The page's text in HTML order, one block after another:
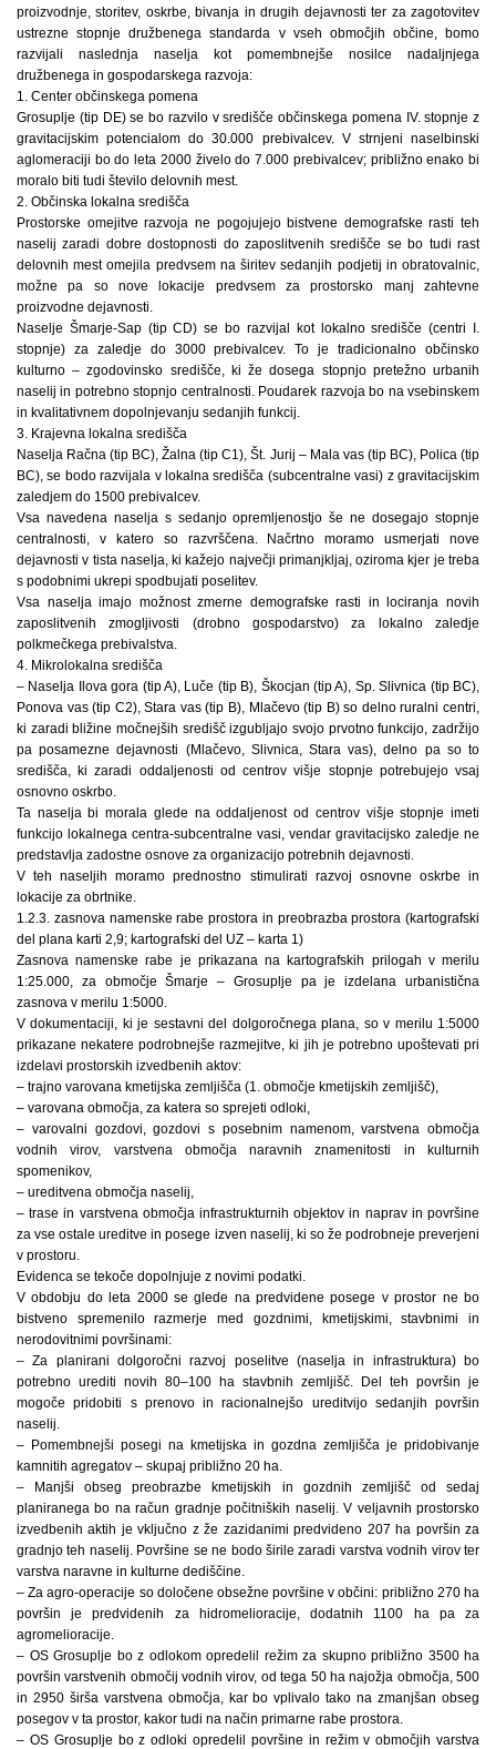
proizvodnje, storitev, oskrbe, bivanja in drugih dejavnosti ter za zagotovitev
ustrezne stopnje družbenega standarda v vseh območjih občine, bomo
razvijali naslednja naselja kot pomembnejše nosilce nadaljnjega
družbenega in gospodarskega razvoja:
1. Center občinskega pomena
Grosuplje (tip DE) se bo razvilo v središče občinskega pomena IV. stopnje z
gravitacijskim potencialom do 30.000 prebivalcev. V strnjeni naselbinski
aglomeraciji bo do leta 2000 živelo do 7.000 prebivalcev; približno enako bi
moralo biti tudi število delovnih mest.
2. Občinska lokalna središča
Prostorske omejitve razvoja ne pogojujejo bistvene demografske rasti teh
naselij zaradi dobre dostopnosti do zaposlitvenih središče se bo tudi rast
delovnih mest omejila predvsem na širitev sedanjih podjetij in obratovalnic,
možne pa so nove lokacije predvsem za prostorsko manj zahtevne
proizvodne dejavnosti.
Naselje Šmarje-Sap (tip CD) se bo razvijal kot lokalno središče (centri I.
stopnje) za zaledje do 3000 prebivalcev. To je tradicionalno občinsko
kulturno – zgodovinsko središče, ki že dosega stopnjo pretežno urbanih
naselij in potrebno stopnjo centralnosti. Poudarek razvoja bo na vsebinskem
in kvalitativnem dopolnjevanju sedanjih funkcij.
3. Krajevna lokalna središča
Naselja Račna (tip BC), Žalna (tip C1), Št. Jurij – Mala vas (tip BC), Polica (tip
BC), se bodo razvijala v lokalna središča (subcentralne vasi) z gravitacijskim
zaledjem do 1500 prebivalcev.
Vsa navedena naselja s sedanjo opremljenostjo še ne dosegajo stopnje
centralnosti, v katero so razvrščena. Načrtno moramo usmerjati nove
dejavnosti v tista naselja, ki kažejo največji primanjkljaj, oziroma kjer je treba
s podobnimi ukrepi spodbujati poselitev.
Vsa naselja imajo možnost zmerne demografske rasti in lociranja novih
zaposlitvenih zmogljivosti (drobno gospodarstvo) za lokalno zaledje
polkmečkega prebivalstva.
4. Mikrolokalna središča
– Naselja Ilova gora (tip A), Luče (tip B), Škocjan (tip A), Sp. Slivnica (tip BC),
Ponova vas (tip C2), Stara vas (tip B), Mlačevo (tip B) so delno ruralni centri,
ki zaradi bližine močnejših središč izgubljajo svojo prvotno funkcijo, zadržijo
pa posamezne dejavnosti (Mlačevo, Slivnica, Stara vas), delno pa so to
središča, ki zaradi oddaljenosti od centrov višje stopnje potrebujejo vsaj
osnovno oskrbo.
Ta naselja bi morala glede na oddaljenost od centrov višje stopnje imeti
funkcijo lokalnega centra-subcentralne vasi, vendar gravitacijsko zaledje ne
predstavlja zadostne osnove za organizacijo potrebnih dejavnosti.
V teh naseljih moramo prednostno stimulirati razvoj osnovne oskrbe in
lokacije za obrtnike.
1.2.3. zasnova namenske rabe prostora in preobrazba prostora (kartografski
del plana karti 2,9; kartografski del UZ – karta 1)
Zasnova namenske rabe je prikazana na kartografskih prilogah v merilu
1:25.000, za območje Šmarje – Grosuplje pa je izdelana urbanistična
zasnova v merilu 1:5000.
V dokumentaciji, ki je sestavni del dolgoročnega plana, so v merilu 1:5000
prikazane nekatere podrobnejše razmejitve, ki jih je potrebno upoštevati pri
izdelavi prostorskih izvedbenih aktov:
– trajno varovana kmetijska zemljišča (1. območje kmetijskih zemljišč),
– varovana območja, za katera so sprejeti odloki,
– varovalni gozdovi, gozdovi s posebnim namenom, varstvena območja
vodnih virov, varstvena območja naravnih znamenitosti in kulturnih
spomenikov,
– ureditvena območja naselij,
– trase in varstvena območja infrastrukturnih objektov in naprav in površine
za vse ostale ureditve in posege izven naselij, ki so že podrobneje preverjeni
v prostoru.
Evidenca se tekoče dopolnjuje z novimi podatki.
V obdobju do leta 2000 se glede na predvidene posege v prostor ne bo
bistveno spremenilo razmerje med gozdnimi, kmetijskimi, stavbnimi in
nerodovitnimi površinami:
– Za planirani dolgoročni razvoj poselitve (naselja in infrastruktura) bo
potrebno urediti novih 80–100 ha stavbnih zemljišč. Del teh površin je
mogoče pridobiti s prenovo in racionalnejšo ureditvijo sedanjih površin
naselij.
– Pomembnejši posegi na kmetijska in gozdna zemljišča je pridobivanje
kamnitih agregatov – skupaj približno 20 ha.
– Manjši obseg preobrazbe kmetijskih in gozdnih zemljišč od sedaj
planiranega bo na račun gradnje počitniških naselij. V veljavnih prostorsko
izvedbenih aktih je vključno z že zazidanimi predvideno 207 ha površin za
gradnjo teh naselij. Površine se ne bodo širile zaradi varstva vodnih virov ter
varstva naravne in kulturne dediščine.
– Za agro-operacije so določene obsežne površine v občini: približno 270 ha
površin je predvidenih za hidromelioracije, dodatnih 1100 ha pa za
agromelioracije.
– OS Grosuplje bo z odlokom opredelil režim za skupno približno 3500 ha
površin varstvenih območij vodnih virov, od tega 50 ha najožja območja, 500
in 2950 širša varstvena območja, kar bo vplivalo tako na zmanjšan obseg
posegov v ta prostor, kakor tudi na način primarne rabe prostora.
– OS Grosuplje bo z odloki opredelil površine in režim v območjih varstva